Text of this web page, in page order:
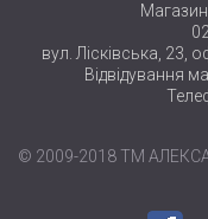
Магазин
вул. Лісківська, 23,
Відвідування
© 2009-2018 ТМ